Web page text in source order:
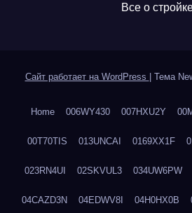
Все о
Сайт работает на WordPress Тема
Home 006WY430 007HXU2Y
00T70TIS 013UNCAI 0169XX1F
023RN4UI 02SKVUL3 034UW6PW
04CAZD3N 04EDWV8I 04H0HX0B